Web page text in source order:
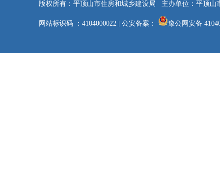
版权所有：平顶山市住房和城乡建设局 主办单位：平顶山
网站标识码 ：4104000022| 公安备案： 豫公网安备